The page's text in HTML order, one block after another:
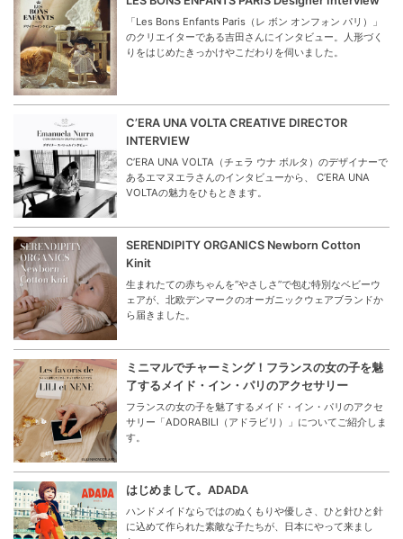
「Les Bons Enfants Paris（レ ボン オンフォン パリ）」
のクリエイターである吉田さんにインタビュー。人形づく
りをはじめたきっかけやこだわりを伺いました。
C’ERA UNA VOLTA CREATIVE DIRECTOR
INTERVIEW
C’ERA UNA VOLTA（チェラ ウナ ボルタ）のデザイナーで
あるエマヌエラさんのインタビューから、 C’ERA UNA
VOLTAの魅力をひもときます。
SERENDIPITY ORGANICS Newborn Cotton
Kinit
生まれたての赤ちゃんを“やさしさ”で包む特別なベビーウ
ェアが、北欧デンマークのオーガニックウェアブランドか
ら届きました。
ミニマルでチャーミング！フランスの女の子を魅
了するメイド・イン・パリのアクセサリー
フランスの女の子を魅了するメイド・イン・パリのアクセ
サリー「ADORABILI（アドラビリ）」についてご紹介しま
す。
はじめまして。ADADA
ハンドメイドならではのぬくもりや優しさ、ひと針ひと針
に込めて作られた素敵な子たちが、日本にやって来まし